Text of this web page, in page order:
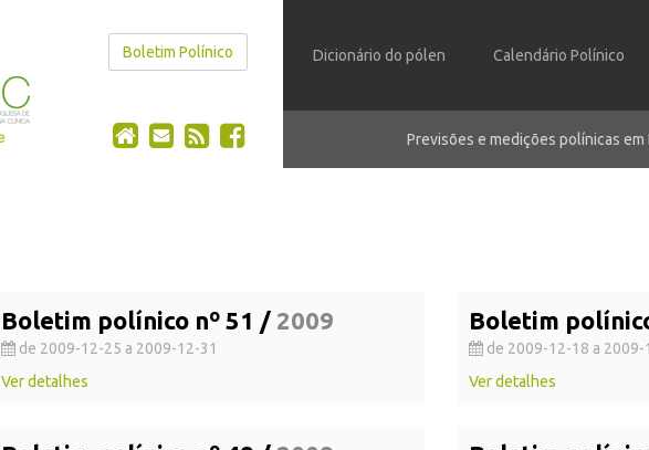
Boletim Polínico Dicionário do pólen Calendário Polínico
Previsões e medições polínicas
Boletim polínico nº 51 / 2009
de 2009-12-25 a 2009-12-31
Ver detalhes
Boletim
de 2009-12-18 a 2009-
Ver detalhes